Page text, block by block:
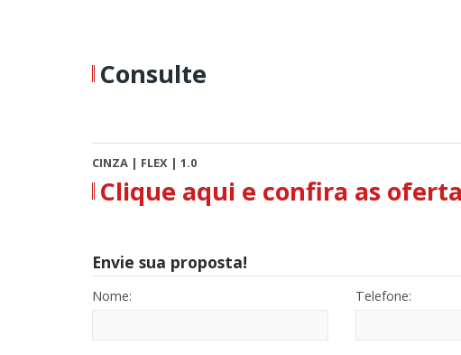
Consulte
CINZA | FLEX | 1.0
Clique aqui e confira as
Envie sua proposta!
Nome: Telefone: